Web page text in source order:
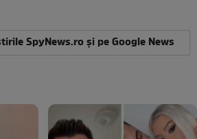
SpyNews.ro și pe Google News